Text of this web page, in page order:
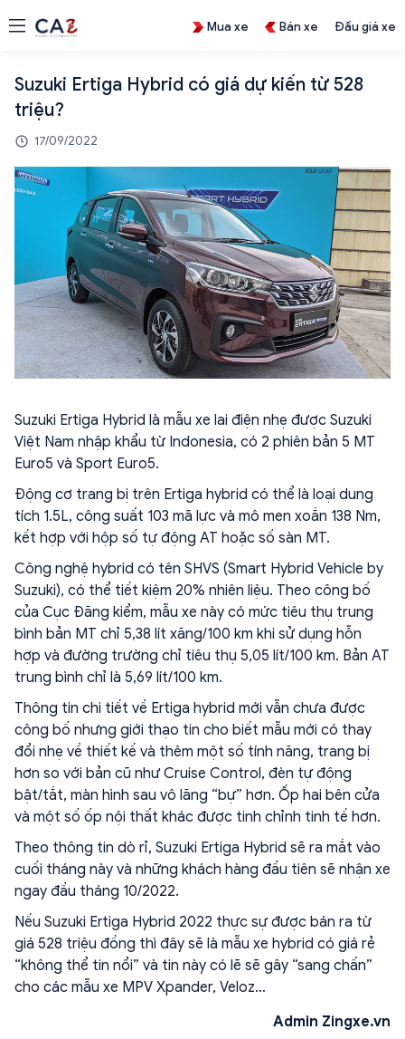
Mua xe Bán xe Đấu giá xe
Suzuki Ertiga Hybrid có giá dự kiến từ 528
triệu?
17/09/2022
Suzuki Ertiga Hybrid là mẫu xe lai điện nhẹ được Suzuki
Việt Nam nhập khẩu từ Indonesia, có 2 phiên bản 5 MT
Euro5 và Sport Euro5.
Động cơ trang bị trên Ertiga hybrid có thể là loại dung
tích 1.5L, công suất 103 mã lực và mô men xoắn 138 Nm,
kết hợp với hộp số tự động AT hoặc số sàn MT.
Công nghệ hybrid có tên SHVS (Smart Hybrid Vehicle by
Suzuki), có thể tiết kiệm 20% nhiên liệu. Theo công bố
của Cục Đăng kiểm, mẫu xe này có mức tiêu thụ trung
bình bản MT chỉ 5,38 lít xăng/100 km khi sử dụng hỗn
hợp và đường trường chỉ tiêu thụ 5,05 lít/100 km. Bản AT
trung bình chỉ là 5,69 lít/100 km.
Thông tin chi tiết về Ertiga hybrid mới vẫn chưa được
công bố nhưng giới thạo tin cho biết mẫu mới có thay
đổi nhẹ về thiết kế và thêm một số tính năng, trang bị
hơn so với bản cũ như Cruise Control, đèn tự động
bật/tắt, màn hình sau vô lăng “bự” hơn. Ốp hai bên cửa
và một số ốp nội thất khác được tinh chỉnh tinh tế hơn.
Theo thông tin dò rỉ, Suzuki Ertiga Hybrid sẽ ra mắt vào
cuối tháng này và những khách hàng đầu tiên sẽ nhận xe
ngay đầu tháng 10/2022.
Nếu Suzuki Ertiga Hybrid 2022 thực sự được bán ra từ
giá 528 triệu đồng thì đây sẽ là mẫu xe hybrid có giá rẻ
“không thể tin nổi” và tin này có lẽ sẽ gây “sang chấn”
cho các mẫu xe MPV Xpander, Veloz…
Admin Zingxe.vn